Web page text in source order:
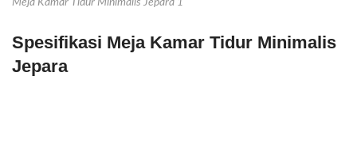
Meja Kamar Tidur Minimalis Jepara 1
Spesifikasi Meja Kamar Tidur Minimalis
Jepara